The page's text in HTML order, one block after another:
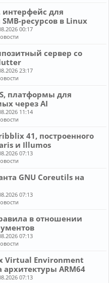
для
ресурсов в Linux
00:17
сервер со
23:17
платформы для
через AI
11:14
41, построенного
и Illumos
07:13
GNU Coreutils на
07:13
в отношении
07:13
Virtual Environment
ARM64
07:13